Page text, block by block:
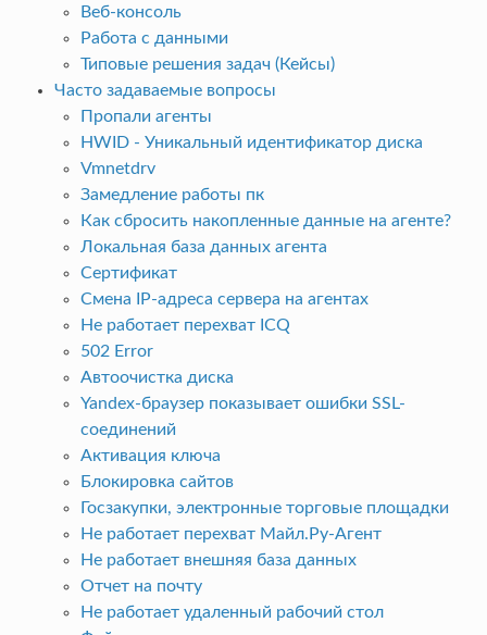
Веб-консоль
Работа с данными
Типовые решения задач (Кейсы)
Часто задаваемые вопросы
Пропали агенты
HWID - Уникальный идентификатор диска
Vmnetdrv
Замедление работы пк
Как сбросить накопленные данные на агенте?
Локальная база данных агента
Сертификат
Смена IP-адреса сервера на агентах
Не работает перехват ICQ
502 Error
Автоочистка диска
Yandex-браузер показывает ошибки SSL-
соединений
Активация ключа
Блокировка сайтов
Госзакупки, электронные торговые площадки
Не работает перехват Майл.Ру-Агент
Не работает внешняя база данных
Отчет на почту
Не работает удаленный рабочий стол